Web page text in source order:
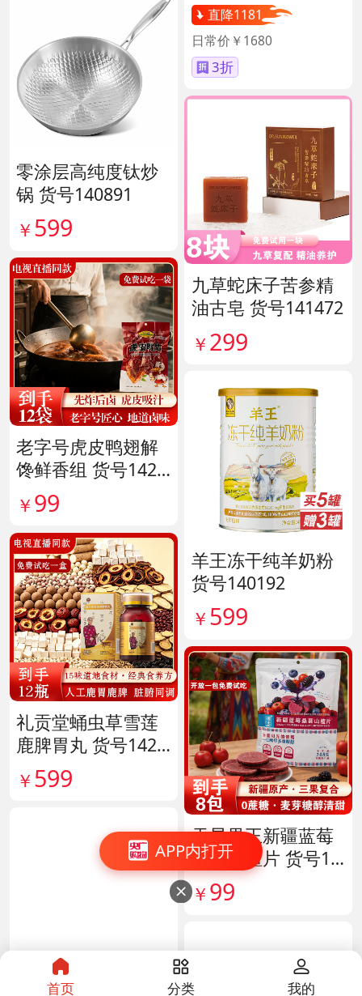
APP内打开

零涂层高纯度钛炒
锅 货号140891
￥ 599
老字号虎皮鸭翅解
馋鲜香组 货号1420
38
￥ 99
礼贡堂蛹虫草雪莲
鹿脾胃丸 货号1420
09
￥ 599
直降1181
日常价￥1680
3折
九草蛇床子苦参精
油古皂 货号141472
￥ 299
羊王冻干纯羊奶粉
货号140192
￥ 599
天昆果王新疆蓝莓
桑葚山楂片 货号14
1817
￥ 99
首页 分类 我的